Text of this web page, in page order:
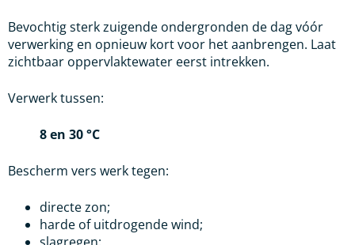
Bevochtig sterk zuigende ondergronden de dag vóór
verwerking en opnieuw kort voor het aanbrengen. Laat
zichtbaar oppervlaktewater eerst intrekken.
Verwerk tussen:
8 en 30 °C
Bescherm vers werk tegen:
directe zon;
harde of uitdrogende wind;